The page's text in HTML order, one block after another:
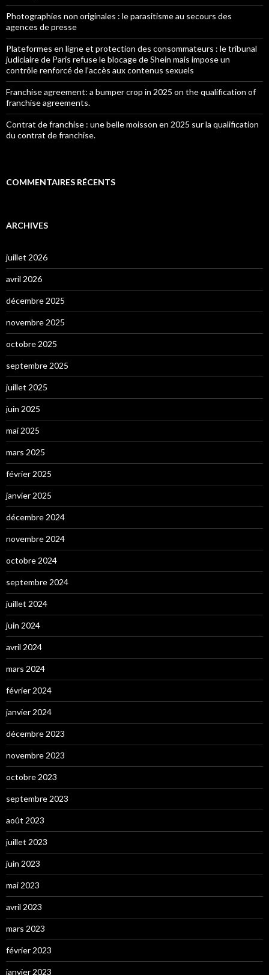
Photographies non originales : le parasitisme au secours des
agences de presse
Plateformes en ligne et protection des consommateurs : le tribunal
judiciaire de Paris refuse le blocage de Shein mais impose un
contrôle renforcé de l’accès aux contenus sexuels
Franchise agreement: a bumper crop in 2025 on the qualification of
franchise agreements.
Contrat de franchise : une belle moisson en 2025 sur la qualification
du contrat de franchise.
COMMENTAIRES RÉCENTS
ARCHIVES
juillet 2026
avril 2026
décembre 2025
novembre 2025
octobre 2025
septembre 2025
juillet 2025
juin 2025
mai 2025
mars 2025
février 2025
janvier 2025
décembre 2024
novembre 2024
octobre 2024
septembre 2024
juillet 2024
juin 2024
avril 2024
mars 2024
février 2024
janvier 2024
décembre 2023
novembre 2023
octobre 2023
septembre 2023
août 2023
juillet 2023
juin 2023
mai 2023
avril 2023
mars 2023
février 2023
janvier 2023